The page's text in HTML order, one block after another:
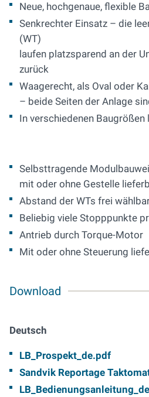
Neue, hochgenaue, flexible
Senkrechter Einsatz – die
(WT)
laufen platzsparend an der
zurück
Waagerecht, als Oval oder
– beide Seiten der Anlage
In verschiedenen Baugrößen
Selbsttragende
mit oder ohne Gestelle
Abstand der WTs frei
Beliebig viele Stopppunkte
Antrieb durch Torque-Motor
Mit oder ohne Steuerung
Download
Deutsch
LB_Prospekt_de.pdf
Sandvik Reportage